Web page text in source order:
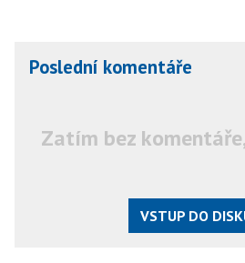
Poslední komentáře
Zatím bez
VSTUP DO